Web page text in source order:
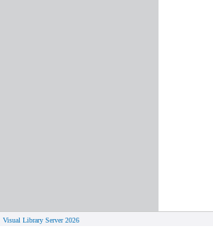
Visual Library Server 2026